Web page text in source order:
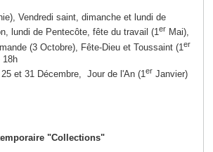
Vendredi saint, dimanche et lundi de
lundi de Pentecôte, fête du travail (1er Mai),
(3 Octobre), Fête-Dieu et Toussaint (1 er
18h
et 31 Décembre, Jour de l'An (1er Janvier)
"Collections"